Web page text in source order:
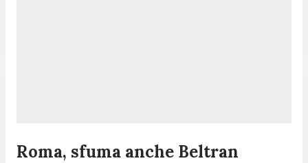
Roma, sfuma anche Beltran